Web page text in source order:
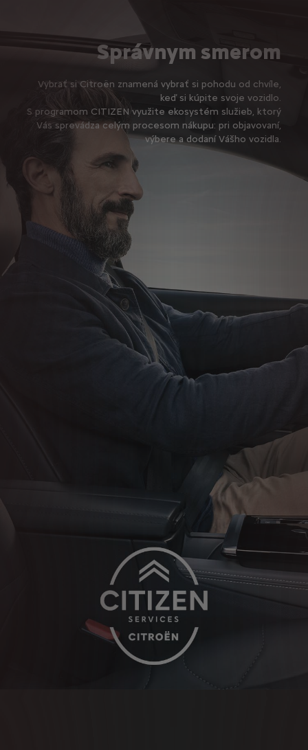
Správnym smerom
Vybrať si Citroën znamená vybrať si pohodu od chvíle,
keď si kúpite svoje vozidlo.
S programom CITIZEN využite ekosystém služieb, ktorý
Vás sprevádza celým procesom nákupu: pri objavovaní,
výbere a dodaní Vášho vozidla.